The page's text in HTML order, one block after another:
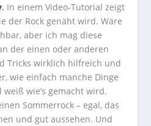
. In einem Video-Tutorial zeigt
der Rock genäht wird. Wäre
aber ich mag diese
der einen oder anderen
Tricks wirklich hilfreich und
wie einfach manche Dinge
wie’s gemacht wird.
Sommerrock – egal, das
und gut aussehen. Und